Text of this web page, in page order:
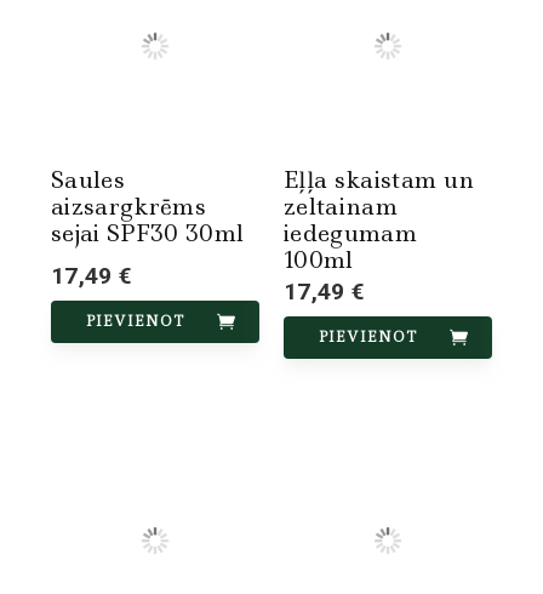
Saules
aizsargkrēms
sejai SPF30 30ml
17,49 €
PIEVIENOT
Eļļa skaistam un
zeltainam
iedegumam
100ml
17,49 €
PIEVIENOT